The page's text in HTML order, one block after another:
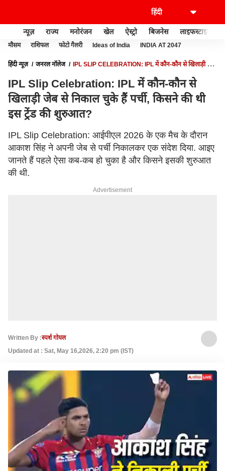
न्यूज़ राज्य मनोरंजन खेल ऐस्ट्रो बिजनेस लाइफस्टाइल
मौसम राशिफल फोटो गैलरी Ideas of India INDIA AT 2047
हिंदी न्यूज़ जनरल नॉलेज
IPL SLIP CELEBRATION: IPL में कौन-कौन से खिलाड़ी जेब
IPL Slip Celebration: IPL में कौन-कौन से
खिलाड़ी जेब से निकाल चुके हैं पर्ची, किसने की थी
इस ट्रेंड की शुरुआत?
IPL Slip Celebration: आईपीएल 2026 के एक मैच के दौरान
आकाश सिंह ने अपनी जेब से पर्ची निकालकर एक संदेश दिया. आइए
जानते हैं पहले ऐसा कब-कब हो चुका है और किसने इसकी शुरुआत
की थी.
Advertisement
Written By :स्पर्श गोयल
Updated at : Sat, May 16,2026, 2:20 pm (IST)